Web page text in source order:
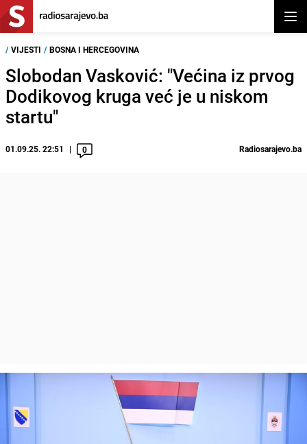
/ VIJESTI / BOSNA I HERCEGOVINA
Slobodan Vasković: "Većina iz prvog
Dodikovog kruga već je u niskom
startu"
01.09.25. 22:51 0 Radiosarajevo.ba